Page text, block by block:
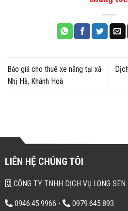
Báo giá cho thuê xe nâng tại xã
Nhị Hà, Khánh Hoà
LIÊN HỆ CHÚNG TÔI
CÔNG TY TNHH DỊCH VỤ LONG SEN
0946.45.9966 - 0979.645.893